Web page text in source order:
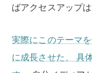
ばアクセスアップは
実際にこのテーマ
に成長させた、
具